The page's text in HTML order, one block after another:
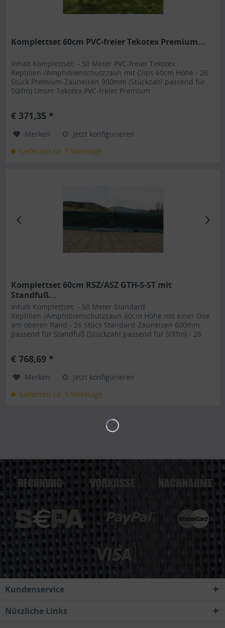
Komplettset 60cm PVC-freier Tekotex Premium...
Inhalt Komplettset: - 50 Meter PVC-freier Tekotex
Reptilien-/Amphibienschutzzaun mit Clips 60cm Höhe - 26
Stück Premium-Zauneisen 900mm (Stückzahl passend für
50lfm) Unser Tekotex PVC-freier Premium
Reptilienschutz/Ampibienschutz . Die dafür verwendeten
€ 371,35 *
Merken
Jetzt konfigurieren
Lieferzeit ca. 7 Werktage
Komplettset 60cm RSZ/ASZ GTH-S-ST mit
Standfuß...
Inhalt Komplettset: - 50 Meter Standard
Reptilien-/Amphibienschutzzaun 60cm Höhe mit einer Öse
am oberen Rand - 26 Stück Standard-Zauneisen 600mm
passend für Standfuß (Stückzahl passend für 50lfm) - 26
Standfüße mit Kederverbindung ist durch seine Art
€ 768,69 *
Merken
Jetzt konfigurieren
Lieferzeit ca. 5 Werktage
Kundenservice
Nützliche Links